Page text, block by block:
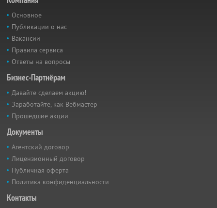
Основное
Публикации о нас
Вакансии
Правила сервиса
Ответы на вопросы
Бизнес-Партнёрам
Давайте сделаем акцию!
Заработайте, как Вебмастер
Прошедшие акции
Документы
Агентский договор
Лицензионный договор
Публичная оферта
Политика конфиденциальности
Контакты